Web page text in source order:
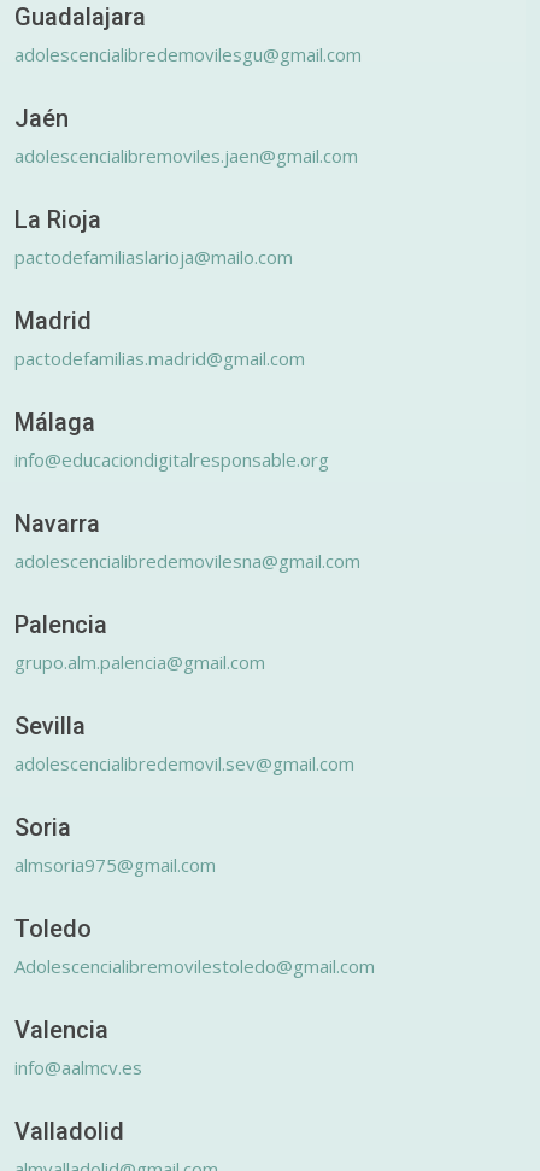
Guadalajara
adolescencialibredemovilesgu@gmail.com
Jaén
adolescencialibremoviles.jaen@gmail.com
La Rioja
pactodefamiliaslarioja@mailo.com
Madrid
pactodefamilias.madrid@gmail.com
Málaga
info@educaciondigitalresponsable.org
Navarra
adolescencialibredemovilesna@gmail.com
Palencia
grupo.alm.palencia@gmail.com
Sevilla
adolescencialibredemovil.sev@gmail.com
Soria
almsoria975@gmail.com
Toledo
Adolescencialibremovilestoledo@gmail.com
Valencia
info@aalmcv.es
Valladolid